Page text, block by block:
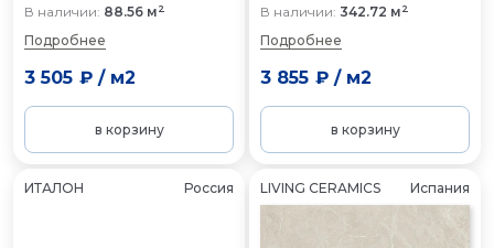
В наличии: 88.56 м2
Подробнее
3 505 ₽/ м2
в корзину
В наличии: 342.72 м2
Подробнее
3 855 ₽/ м2
в корзину
ИТАЛОН Россия LIVING CERAMICS Испания